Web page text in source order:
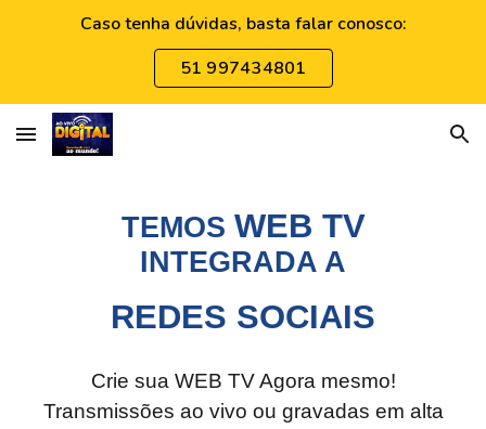
Caso tenha dúvidas, basta falar conosco:
51 997434801
TEMOS WEB TV
INTEGRADA A
REDES SOCIAIS
Crie sua WEB TV Agora mesmo!
Transmissões ao vivo ou gravadas em alta